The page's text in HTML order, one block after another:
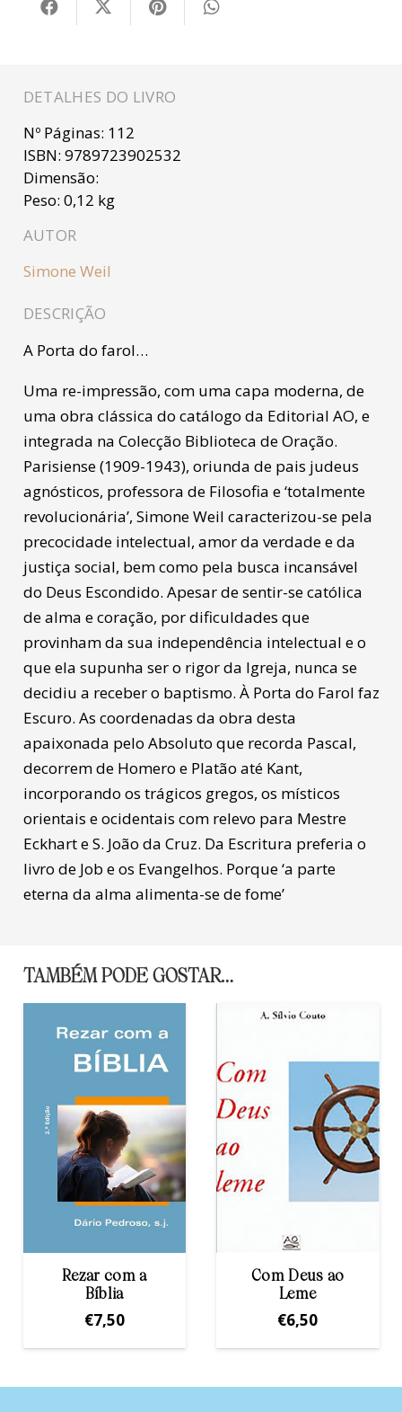
DETALHES DO LIVRO
Nº Páginas: 112
ISBN: 9789723902532
Dimensão:
Peso: 0,12 kg
AUTOR
Simone Weil
DESCRIÇÃO
A Porta do farol…
Uma re-impressão, com uma capa moderna, de
uma obra clássica do catálogo da Editorial AO, e
integrada na Colecção Biblioteca de Oração.
Parisiense (1909-1943), oriunda de pais judeus
agnósticos, professora de Filosofia e ‘totalmente
revolucionária’, Simone Weil caracterizou-se pela
precocidade intelectual, amor da verdade e da
justiça social, bem como pela busca incansável
do Deus Escondido. Apesar de sentir-se católica
de alma e coração, por dificuldades que
provinham da sua independência intelectual e o
que ela supunha ser o rigor da Igreja, nunca se
decidiu a receber o baptismo. À Porta do Farol faz
Escuro. As coordenadas da obra desta
apaixonada pelo Absoluto que recorda Pascal,
decorrem de Homero e Platão até Kant,
incorporando os trágicos gregos, os místicos
orientais e ocidentais com relevo para Mestre
Eckhart e S. João da Cruz. Da Escritura preferia o
livro de Job e os Evangelhos. Porque ‘a parte
eterna da alma alimenta-se de fome’
TAMBÉM PODE GOSTAR…
Com Deus ao
Leme
€6,50
Na tua Luz
€6,50